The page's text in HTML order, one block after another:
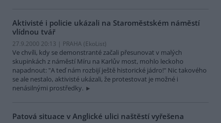
Aktivisté i policie ukázali na Staroměstském náměstí
vlídnou tvář
27.9.2000 20:13 | PRAHA (EkoList)
Ve chvíli, kdy se demonstranté začali přesunovat v malých
skupinkách z náměstí Míru na Karlův most, mohlo leckoho
napadnout: "A teď nám rozbijí ještě historické jádro!" Nic takového
se ale nestalo, aktivisté ukázali, že protestovat je možné i
nenásilnými prostředky.
Patová situace v Anglické ulici naštěstí vyřešena